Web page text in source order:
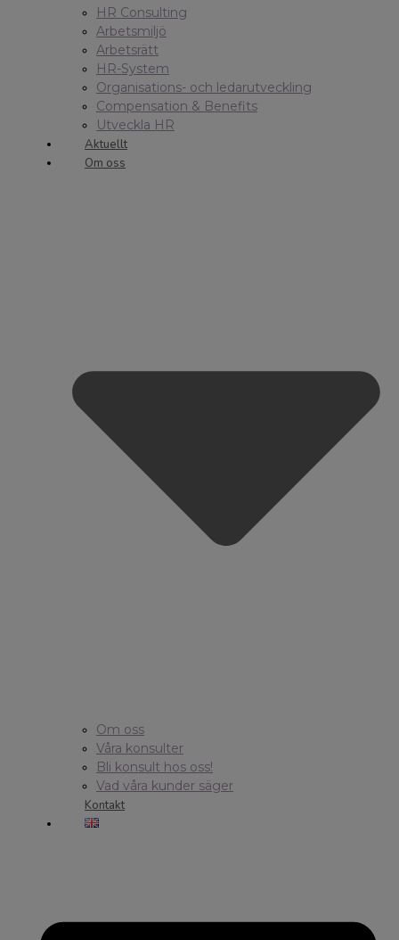
HR Consulting
Arbetsmiljö
Arbetsrätt
HR-System
Organisations- och ledarutveckling
Compensation & Benefits
Utveckla HR
Aktuellt
Om oss
Om oss
Våra konsulter
Bli konsult hos oss!
Vad våra kunder säger
Kontakt